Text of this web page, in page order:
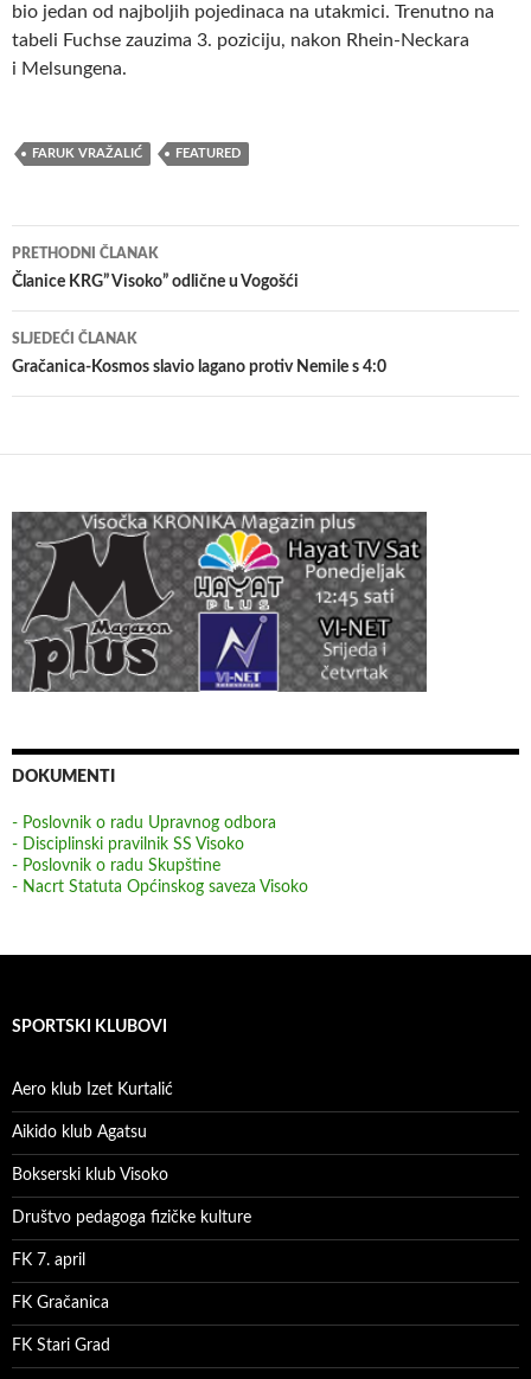
bio jedan od najboljih pojedinaca na utakmici. Trenutno na
tabeli Fuchse zauzima 3. poziciju, nakon Rhein-Neckara
i Melsungena.
FARUK VRAŽALIĆ FEATURED
Navigacija
članaka
PRETHODNI ČLANAK
Članice KRG” Visoko” odlične u Vogošći
SLJEDEĆI ČLANAK
Gračanica-Kosmos slavio lagano protiv Nemile s 4:0
DOKUMENTI
- Poslovnik o radu Upravnog odbora
- Disciplinski pravilnik SS Visoko
- Poslovnik o radu Skupštine
- Nacrt Statuta Općinskog saveza Visoko
SPORTSKI KLUBOVI
Aero klub Izet Kurtalić
Aikido klub Agatsu
Bokserski klub Visoko
Društvo pedagoga fizičke kulture
FK 7. april
FK Gračanica
FK Stari Grad